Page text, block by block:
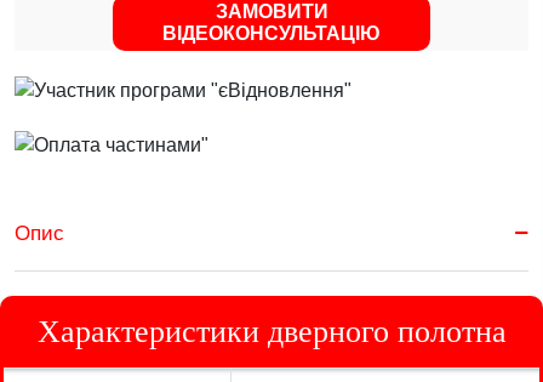
ЗАМОВИТИ
ВІДЕОКОНСУЛЬТАЦІЮ
Опис
Характеристики дверного полотна